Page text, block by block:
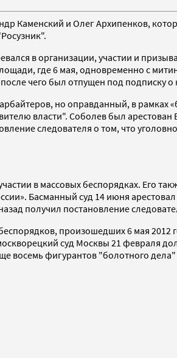
Каменский и Олег Архипенков,
в организации, участии и
где 6 мая, одновременно с
чего был отпущен под подписку о
но оправданный, в рамках
власти". Соболев был
следователя о том, что
в массовых беспорядках. Его
Басманный суд 14 июня
получил постановление
произошедших 6 мая
суд Москвы 21 февраля
восемь фигурантов "болотного